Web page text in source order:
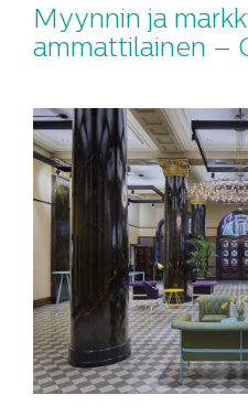
Myynnin ja
ammattilainen –